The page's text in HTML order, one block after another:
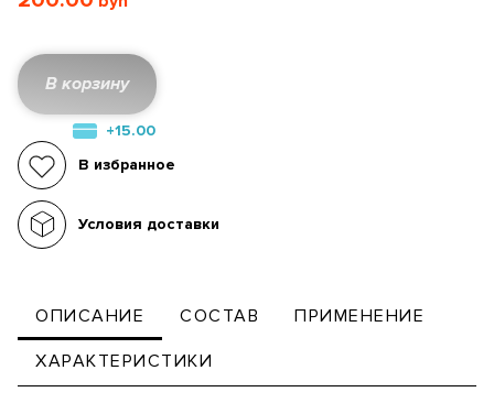
В корзину
+15.00
В избранное
Условия доставки
ОПИСАНИЕ СОСТАВ ПРИМЕНЕНИЕ
ХАРАКТЕРИСТИКИ